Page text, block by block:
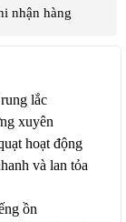
nhận hàng
lắc
xuyên
hoạt động
và lan tỏa
ồn